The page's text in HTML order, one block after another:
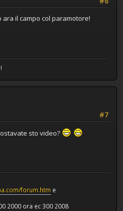
il campo col paramotore!
#7
sto video?
forum.htm e
2000 ora ec 300 2008